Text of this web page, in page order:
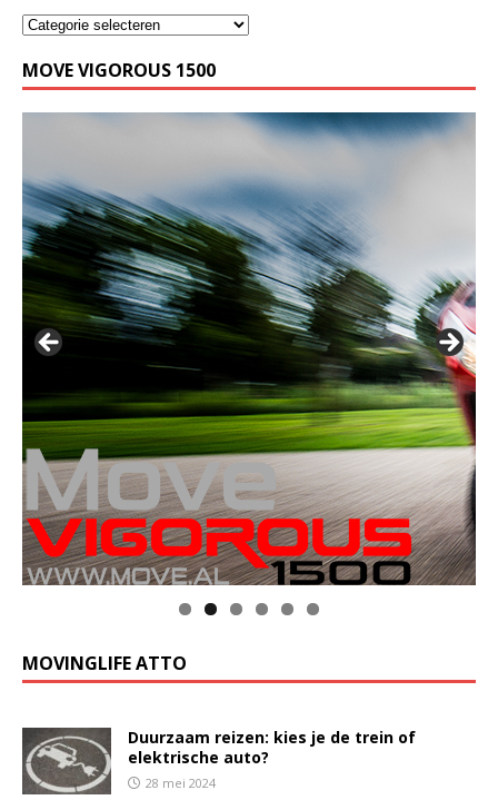
MOVE VIGOROUS 1500
MOVINGLIFE ATTO
Duurzaam reizen: kies je de trein of
elektrische auto?
28 mei 2024